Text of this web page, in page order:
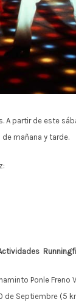
A partir de este
mañana y tarde.
Ponle Freno
de Septiembre (5